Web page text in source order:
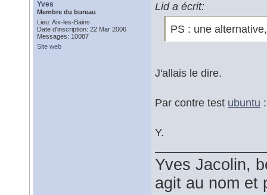
Yves
Membre du bureau
Lieu: Aix-les-Bains
Date d'inscription: 22 Mar 2006
Messages: 10087
Site web
Lid a écrit:
PS : une
J'allais le dire.
Par contre test ubuntu
Y.
Yves Jacolin,
agit au nom et